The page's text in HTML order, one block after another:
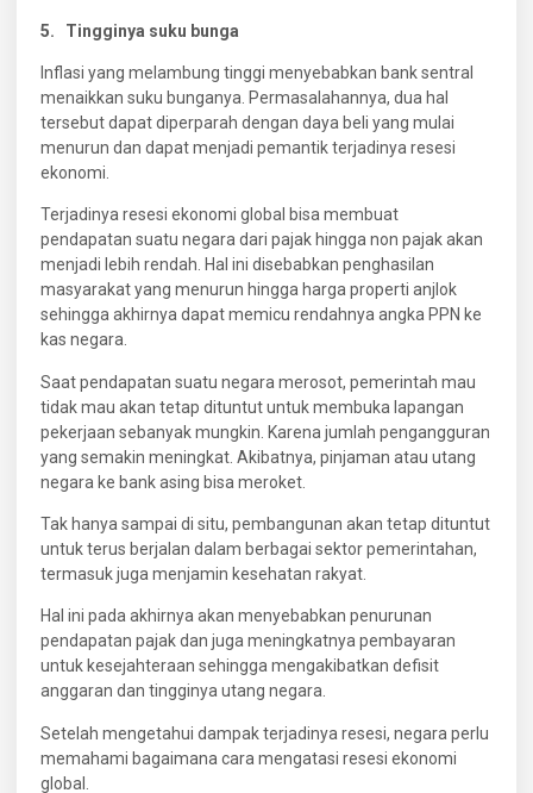
5. Tingginya suku bunga
Inflasi yang melambung tinggi menyebabkan bank sentral
menaikkan suku bunganya. Permasalahannya, dua hal
tersebut dapat diperparah dengan daya beli yang mulai
menurun dan dapat menjadi pemantik terjadinya resesi
ekonomi.
Terjadinya resesi ekonomi global bisa membuat
pendapatan suatu negara dari pajak hingga non pajak akan
menjadi lebih rendah. Hal ini disebabkan penghasilan
masyarakat yang menurun hingga harga properti anjlok
sehingga akhirnya dapat memicu rendahnya angka PPN ke
kas negara.
Saat pendapatan suatu negara merosot, pemerintah mau
tidak mau akan tetap dituntut untuk membuka lapangan
pekerjaan sebanyak mungkin. Karena jumlah pengangguran
yang semakin meningkat. Akibatnya, pinjaman atau utang
negara ke bank asing bisa meroket.
Tak hanya sampai di situ, pembangunan akan tetap dituntut
untuk terus berjalan dalam berbagai sektor pemerintahan,
termasuk juga menjamin kesehatan rakyat.
Hal ini pada akhirnya akan menyebabkan penurunan
pendapatan pajak dan juga meningkatnya pembayaran
untuk kesejahteraan sehingga mengakibatkan defisit
anggaran dan tingginya utang negara.
Setelah mengetahui dampak terjadinya resesi, negara perlu
memahami bagaimana cara mengatasi resesi ekonomi
global.